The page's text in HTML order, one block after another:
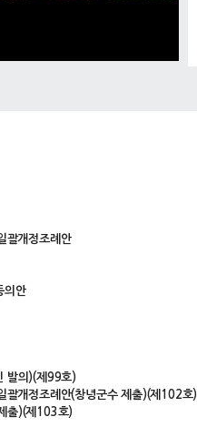
괄개정조례안
의안
발의)(제99호)
괄개정조례안(창녕군수 제출)(제102호)
출)(제103호)